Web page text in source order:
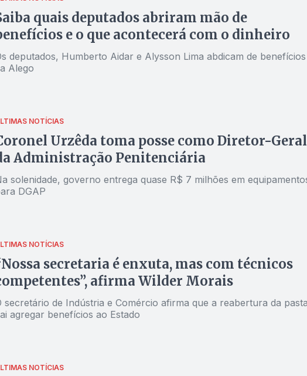
quais deputados abriram mão de
e o que acontecerá com o dinheiro
deputados, Humberto Aidar e Alysson Lima abdicam de benefícios
Alego
NOTÍCIAS
Urzêda toma posse como Diretor-Geral
Administração Penitenciária
solenidade, governo entrega quase R$ 7 milhões em
DGAP
NOTÍCIAS
secretaria é enxuta, mas com técnicos
afirma Wilder Morais
secretário de Indústria e Comércio afirma que a reabertura da
agregar benefícios ao Estado
NOTÍCIAS